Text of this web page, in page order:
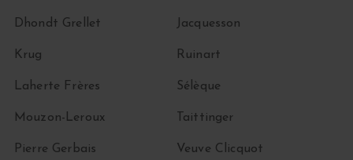
Dhondt Grellet Jacquesson
Krug
Laherte Frères
Mouzon-Leroux
Pierre Gerbais
Ruinart
Sélèque
Taittinger
Veuve Clicquot